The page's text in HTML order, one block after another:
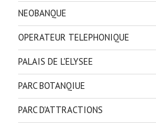
NEOBANQUE
OPERATEUR TELEPHONIQUE
PALAIS DE L'ELYSEE
PARC BOTANQIUE
PARC D'ATTRACTIONS